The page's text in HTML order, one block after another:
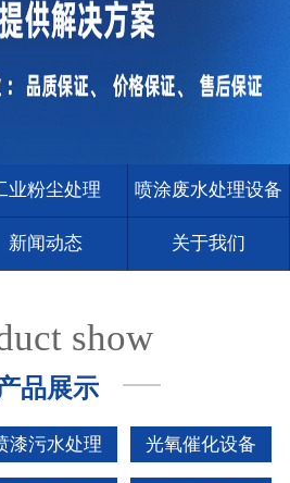
业粉尘处理 喷涂废水处理设备
新闻动态 关于我们
show
品展示
漆污水处理 光氧催化设备